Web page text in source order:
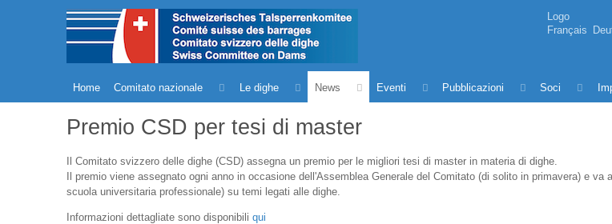
Logo
Français
Home Comitato nazionale Le dighe News Eventi Pubblicazioni Soci
Premio CSD per tesi di master
Il Comitato svizzero delle dighe (CSD) assegna un premio per le migliori tesi di master in materia di dighe.
Il premio viene assegnato ogni anno in occasione dell'Assemblea Generale del Comitato (di solito in primavera) e
scuola universitaria professionale) su temi legati alle dighe.
Informazioni dettagliate sono disponibili qui